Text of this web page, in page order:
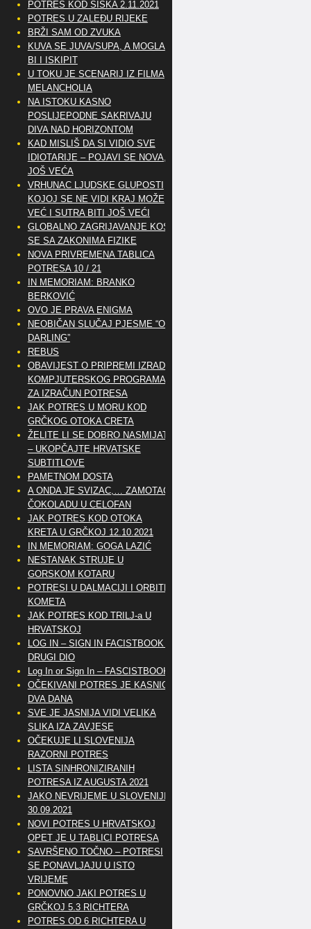
POTRES KOD SISKA 2.11.2021
POTRES U ZALEĐU RIJEKE
BRŽI SAM OD ZVUKA
KUVA SE JUVA/SUPA, A MOGLA
BI I ISKIPIT
U TOKU JE SCENARIJ IZ FILMA
MELANCHOLIA
NA ISTOKU KASNO
POSLIJEPODNE SAKRIVAJU
DIVA NAD HORIZONTOM
KAD MISLIŠ DA SI VIDIO SVE
IDIOTARIJE – POJAVI SE NOVA,..
JOŠ VEĆA
VRHUNAC LJUDSKE GLUPOSTI
KOJOJ SE NE VIDI KRAJ MOŽE
VEĆ I SUTRA BITI JOŠ VEĆI
GLOBALNO ZAGRIJAVANJE KOSI
SE SA ZAKONIMA FIZIKE
NOVA PRIVREMENA TABLICA
POTRESA 10 / 21
IN MEMORIAM: BRANKO
BERKOVIĆ
OVO JE PRAVA ENIGMA
NEOBIČAN SLUČAJ PJESME “OH
DARLING”
REBUS
OBAVIJEST O PRIPREMI IZRADE
KOMPJUTERSKOG PROGRAMA
ZA IZRAČUN POTRESA
JAK POTRES U MORU KOD
GRČKOG OTOKA CRETA
ŽELITE LI SE DOBRO NASMIJATI
– UKOPČAJTE HRVATSKE
SUBTITLOVE
PAMETNOM DOSTA
A ONDA JE SVIZAC,… ZAMOTAO
ČOKOLADU U CELOFAN
JAK POTRES KOD OTOKA
KRETA U GRČKOJ 12.10.2021
IN MEMORIAM: GOGA LAZIĆ
NESTANAK STRUJE U
GORSKOM KOTARU
POTRESI U DALMACIJI I ORBITE
KOMETA
JAK POTRES KOD TRILJ-a U
HRVATSKOJ
LOG IN – SIGN IN FACISTBOOK –
DRUGI DIO
Log In or Sign In – FASCISTBOOK
OČEKIVANI POTRES JE KASNIO
DVA DANA
SVE JE JASNIJA VIDI VELIKA
SLIKA IZA ZAVJESE
OČEKUJE LI SLOVENIJA
RAZORNI POTRES
LISTA SINHRONIZIRANIH
POTRESA IZ AUGUSTA 2021
JAKO NEVRIJEME U SLOVENIJI
30.09.2021
NOVI POTRES U HRVATSKOJ
OPET JE U TABLICI POTRESA
SAVRŠENO TOČNO – POTRESI
SE PONAVLJAJU U ISTO
VRIJEME
PONOVNO JAKI POTRES U
GRČKOJ 5.3 RICHTERA
POTRES OD 6 RICHTERA U